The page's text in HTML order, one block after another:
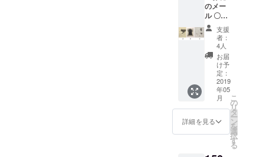
ンバー
グ（240
ｇ×2
個） ・
くまも
とハン
バーグ
塩麹
（200ｇ
×3個）
のメー
ル 〇オ
リジナ
ルトー
トバッ
グ 〇し
まうち
みか
銅版画
（378×
287mm
額装
込） ※
銅版画
はA・
支援
者：
4人
お届
け予
定：
2019
年05
月
詳細を見る
こ
の
リ
タ
ー
ン
を
選
択
す
る